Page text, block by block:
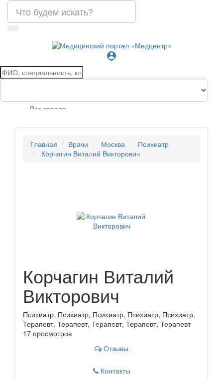
person_pin
Все города
Главная Врачи Москва
Психиатр
Корчагин Виталий Викторович
Корчагин Виталий
Викторович
Психиатр, Психиатр, Психиатр, Психиатр, Психиатр,
Терапевт, Терапевт, Терапевт, Терапевт, Терапевт
17 просмотров
Отзывы
Контакты